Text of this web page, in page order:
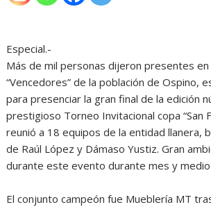
Especial.-
Más de mil personas dijeron presentes
“Vencedores” de la población de Ospino,
para presenciar la gran final de la edición
prestigioso Torneo Invitacional copa “San
reunió a 18 equipos de la entidad llanera,
de Raúl López y Dámaso Yustiz. Gran
durante este evento durante mes y
El conjunto campeón fue Mueblería MT